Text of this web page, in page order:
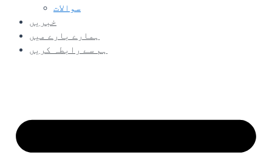
سوالات
خبریں
ہمارے بارے میں
ہم سے رابطہ کریں